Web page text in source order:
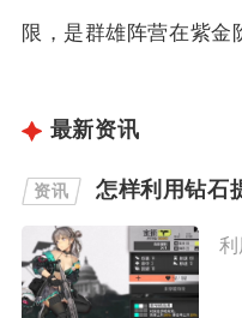
限，是群雄阵营在紫金
最新资讯
资讯 怎样利用钻石